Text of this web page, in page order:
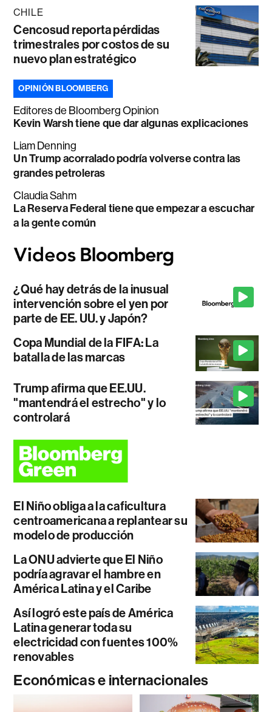
CHILE
Cencosud reporta pérdidas
trimestrales por costos de su
nuevo plan estratégico
OPINIÓN BLOOMBERG
Editores de Bloomberg Opinion
Kevin Warsh tiene que dar algunas explicaciones
Liam Denning
Un Trump acorralado podría volverse contra las
grandes petroleras
Claudia Sahm
La Reserva Federal tiene que empezar a escuchar
a la gente común
¿Qué hay detrás de la inusual
intervención sobre el yen por
parte de EE. UU. y Japón?
Copa Mundial de la FIFA: La
batalla de las marcas
Trump afirma que EE.UU.
"mantendrá el estrecho" y lo
controlará
El Niño obliga a la caficultura
centroamericana a replantear su
modelo de producción
La ONU advierte que El Niño
podría agravar el hambre en
América Latina y el Caribe
Así logró este país de América
Latina generar toda su
electricidad con fuentes 100%
renovables
Económicas e internacionales